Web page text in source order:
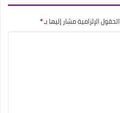
الحقول الإلزامية مشار إليها بـ*